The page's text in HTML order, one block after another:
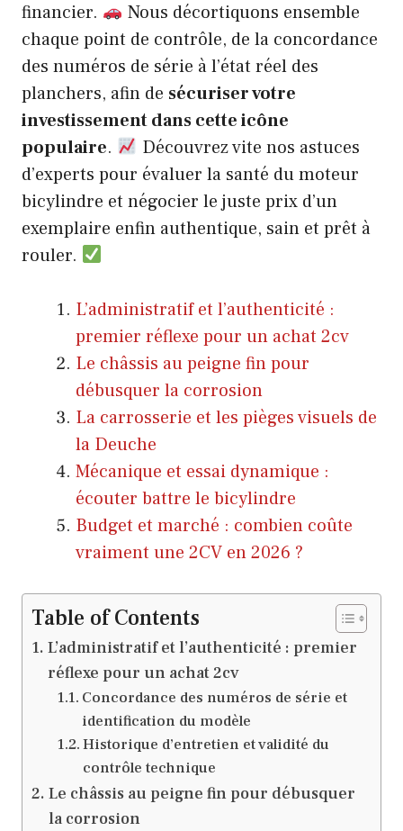
financier.
Nous décortiquons ensemble
chaque point de contrôle, de la concordance
des numéros de série à l’état réel des
planchers, afin de sécuriser votre
investissement dans cette icône
populaire.
Découvrez vite nos astuces
d’experts pour évaluer la santé du moteur
bicylindre et négocier le juste prix d’un
exemplaire enfin authentique, sain et prêt à
rouler.
L’administratif et l’authenticité :
premier réflexe pour un achat 2cv
Le châssis au peigne fin pour
débusquer la corrosion
La carrosserie et les pièges visuels de
la Deuche
Mécanique et essai dynamique :
écouter battre le bicylindre
Budget et marché : combien coûte
vraiment une 2CV en 2026 ?
Table of Contents
L’administratif et l’authenticité : premier
réflexe pour un achat 2cv
Concordance des numéros de série et
identification du modèle
Historique d’entretien et validité du
contrôle technique
Le châssis au peigne fin pour débusquer
la corrosion